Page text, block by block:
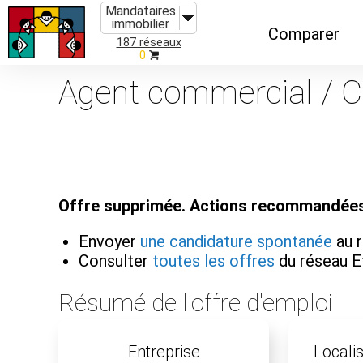
Mandataires
immobilier
187 réseaux
0
Comparer
Caractéristiques
Organismes de
Agent commercial /
Offre supprimée. Actions
Envoyer une candidature spontanée au
Consulter toutes les offres du réseau
Résumé de l'offre d'emploi
Entreprise